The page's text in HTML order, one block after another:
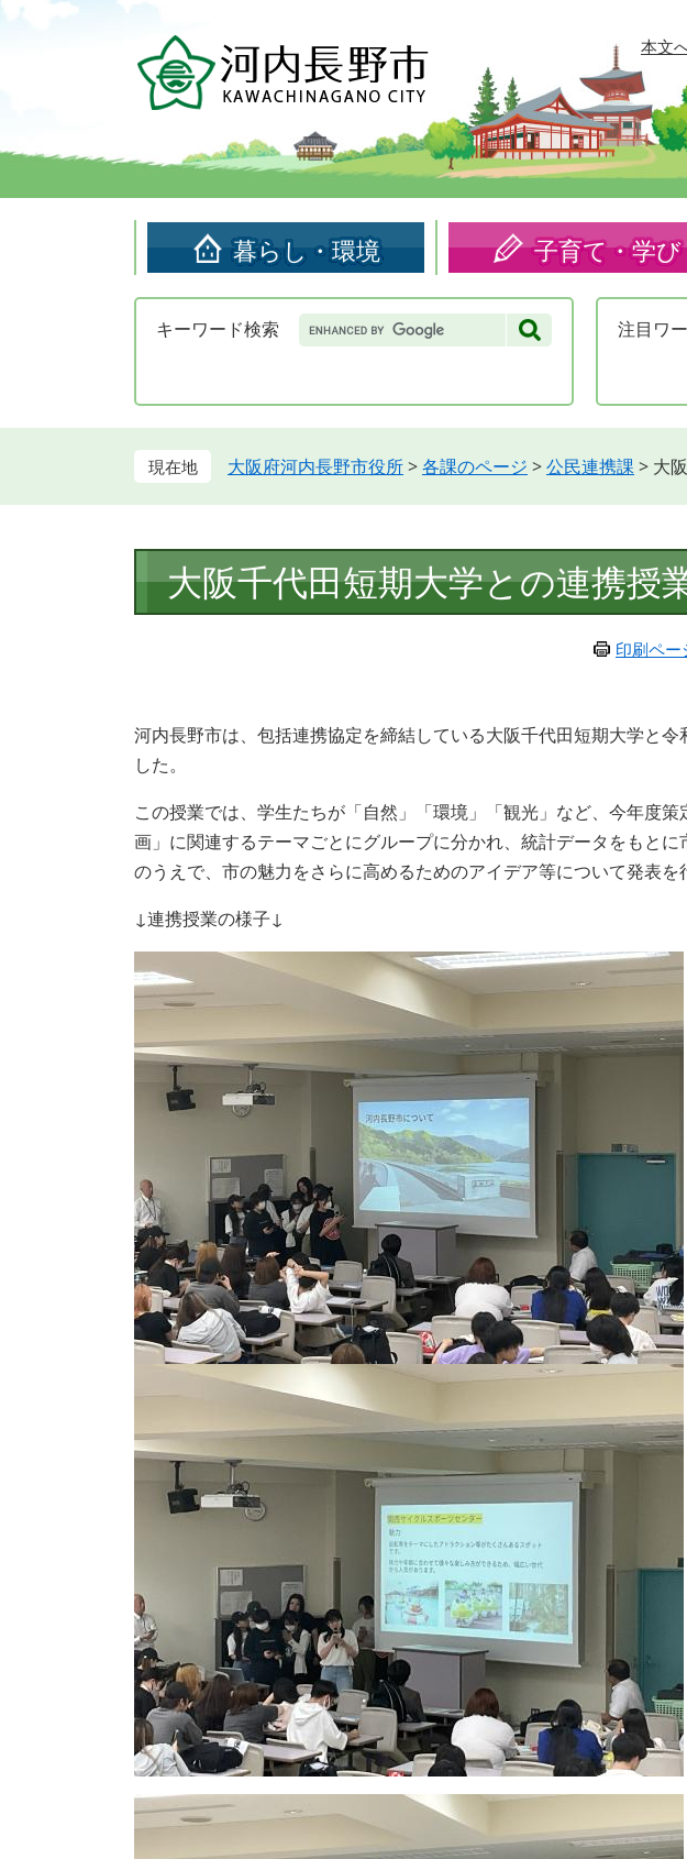
頭
す。
飛
し
本文
暮らし・環境 子育て・学び
キーワード検索 Google
カ
検
注目 ワ
大阪府河内長野市役所>各課のページ >公民連携課 > 大
文
大阪千代田短期大学との連携授
印刷ペー
河内長野市は、包括連携協定を締結している大阪千代田短期大学と
した。
この授業では、学生たちが「自然」「環境」「観光」など、今年度
画」に関連するテーマごとにグループに分かれ、統計データをもと
のうえで、市の魅力をさらに高めるためのアイデア等について発表を
↓連携授業の様子↓